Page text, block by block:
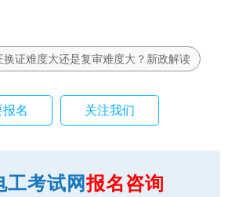
证难度大还是复审难度大？新政解读
名 关注我们
工考试网报名咨询